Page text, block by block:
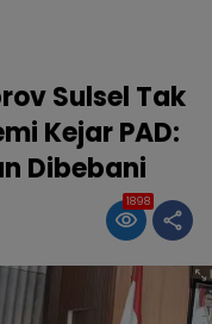
Sulsel Tak
Kejar PAD:
Dibebani
1898